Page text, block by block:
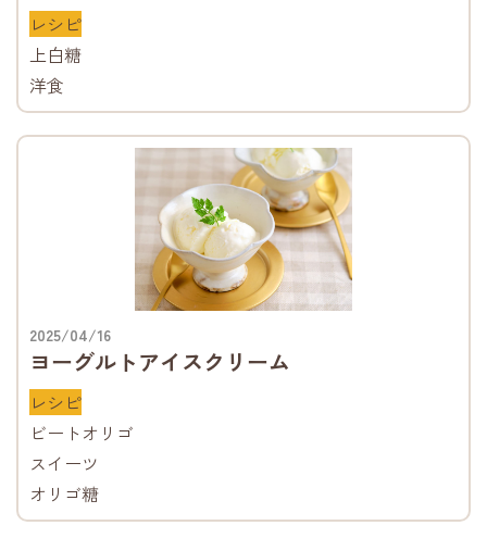
レシピ
上白糖
洋食
2025/04/16
ヨーグルトアイスクリーム
レシピ
ビートオリゴ
スイーツ
オリゴ糖